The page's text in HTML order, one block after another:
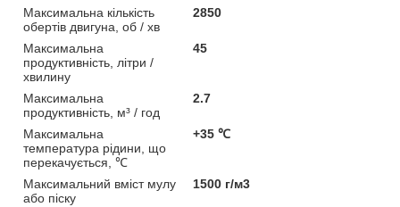
Максимальна кількість
обертів двигуна, об / хв
2850
Максимальна
продуктивність, літри /
хвилину
45
Максимальна
продуктивність, м³ / год
2.7
Максимальна
температура рідини, що
перекачується, ℃
+35 ℃
Максимальний вміст мулу
або піску
1500 г/м3